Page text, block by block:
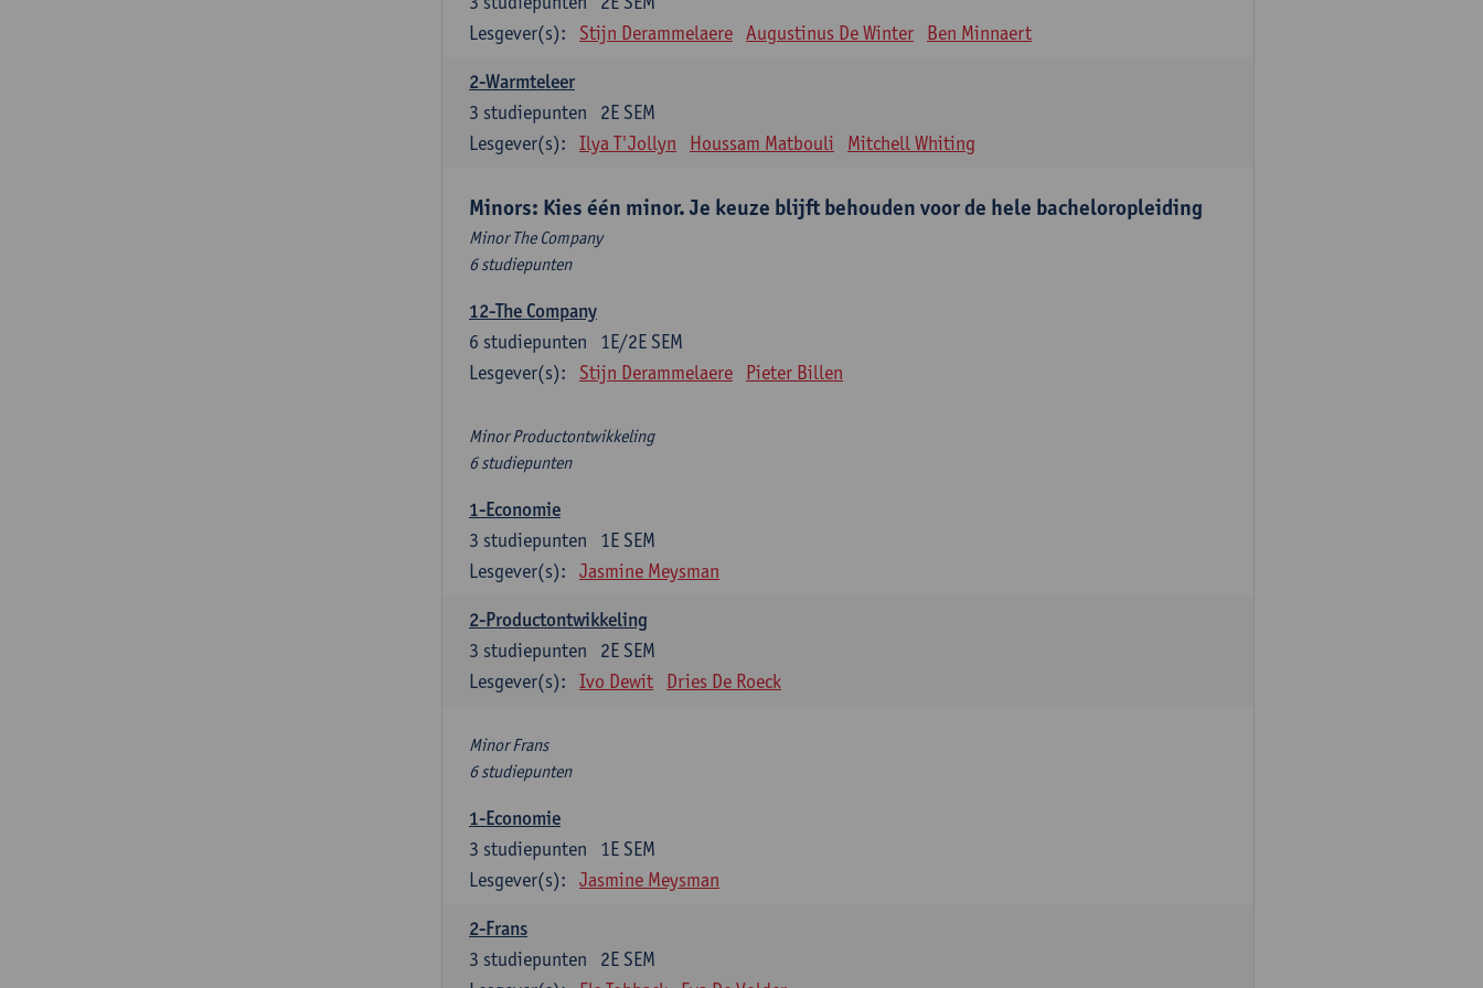
Lesgever(s):
Stijn Derammelaere Augustinus De Winter Ben Minnaert
2-Warmteleer
2E SEM
3 studiepunten
Lesgever(s):
Ilya T'Jollyn Houssam Matbouli Mitchell Whiting
Minors: Kies één minor. Je keuze blijft behouden voor de hele bacheloropleiding
Minor The Company
6 studiepunten
12-The Company
1E/2E SEM
6 studiepunten
Lesgever(s):
Stijn Derammelaere Pieter Billen
Minor Productontwikkeling
6 studiepunten
1-Economie
1E SEM
3 studiepunten
Lesgever(s):
Jasmine Meysman
2-Productontwikkeling
2E SEM
3 studiepunten
Lesgever(s):
Ivo Dewit Dries De Roeck
Minor Frans
6 studiepunten
1-Economie
1E SEM
3 studiepunten
Lesgever(s):
Jasmine Meysman
2-Frans
2E SEM
3 studiepunten